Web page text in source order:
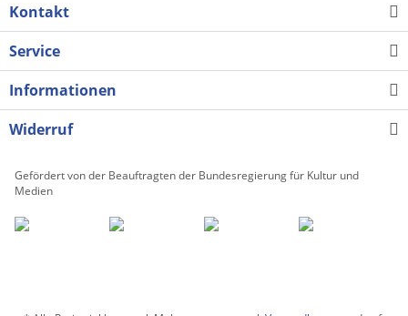
Kontakt
Service
Informationen
Widerruf
Gefördert von der Beauftragten der Bundesregierung für Kultur und
Medien